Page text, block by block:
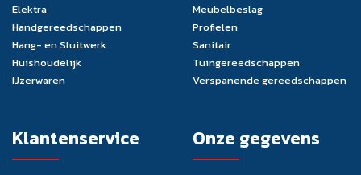
Elektra
Handgereedschappen
Hang- en Sluitwerk
Huishoudelijk
IJzerwaren
Meubelbeslag
Profielen
Sanitair
Tuingereedschappen
Verspanende gereedschappen
Klantenservice Onze gegevens